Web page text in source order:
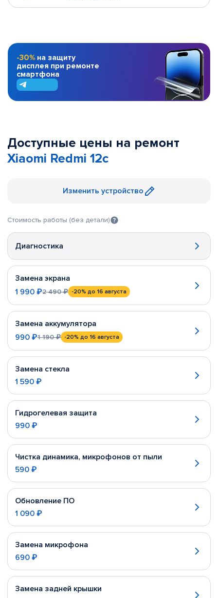
-30% на защиту
дисплея при ремонте
смартфона
Доступные цены на ремонт
Xiaomi Redmi 12c
Изменить устройство
Стоимость работы (без детали)
Диагностика
Замена экрана
1 990 ₽2 490 ₽ -20% до 16 августа
Замена аккумулятора
990 ₽1 190 ₽ -20% до 16 августа
Замена стекла
1 590 ₽
Гидрогелевая защита
990 ₽
Чистка динамика, микрофонов от пыли
590 ₽
Обновление ПО
1 090 ₽
Замена микрофона
690 ₽
Замена задней крышки